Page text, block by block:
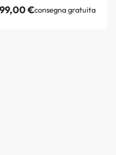
€consegna gratuita